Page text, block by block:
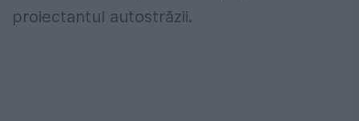
proiectantul autostrăzii.